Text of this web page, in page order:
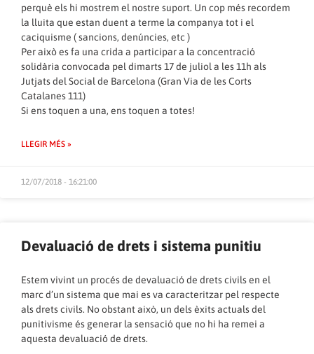
perquè els hi mostrem el nostre suport. Un cop més recordem
la lluita que estan duent a terme la companya tot i el
caciquisme ( sancions, denúncies, etc )
Per això es fa una crida a participar a la concentració
solidària convocada pel dimarts 17 de juliol a les 11h als
Jutjats del Social de Barcelona (Gran Via de les Corts
Catalanes 111)
Si ens toquen a una, ens toquen a totes!
LLEGIR MÉS »
12/07/2018 - 16:21:00
Devaluació de drets i sistema punitiu
Estem vivint un procés de devaluació de drets civils en el
marc d’un sistema que mai es va caracteritzar pel respecte
als drets civils. No obstant això, un dels èxits actuals del
punitivisme és generar la sensació que no hi ha remei a
aquesta devaluació de drets.